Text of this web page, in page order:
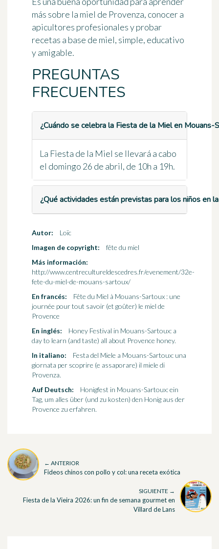
más sobre la miel de Provenza, conocer a
apicultores profesionales y probar
recetas a base de miel, simple, educativo
y amigable.
PREGUNTAS
FRECUENTES
¿Cuándo se celebra la Fiesta de la Miel en Mouans-
La Fiesta de la Miel se llevará a cabo
el domingo 26 de abril, de 10h a 19h.
¿Qué actividades están previstas para los niños en
Autor:
Loïc
Imagen de copyright:
fête du miel
Más información:
http://www.centrecultureldescedres.fr/evenement/32e-
fete-du-miel-de-mouans-sartoux/
En francés:
Fête du Miel à Mouans-Sartoux : une
journée pour tout savoir (et goûter) le miel de
Provence
En inglés:
Honey Festival in Mouans-Sartoux: a
day to learn (and taste) all about Provence honey.
In italiano:
Festa del Miele a Mouans-Sartoux: una
giornata per scoprire (e assaporare) il miele di
Provenza.
Auf Deutsch:
Honigfest in Mouans-Sartoux: ein
Tag, um alles über (und zu kosten) den Honig aus der
Provence zu erfahren.
← ANTERIOR
Fideos chinos con pollo y col: una receta exótica
SIGUIENTE →
Fiesta de la Vieira 2026: un fin de semana gourmet en
Villard de Lans